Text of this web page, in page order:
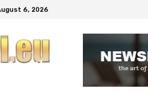
6, 2026